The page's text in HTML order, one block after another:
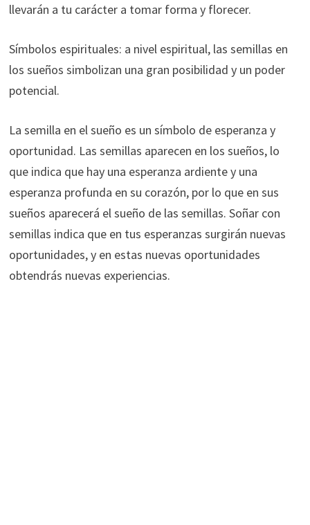
llevarán a tu carácter a tomar forma y florecer.
Símbolos espirituales: a nivel espiritual, las semillas en
los sueños simbolizan una gran posibilidad y un poder
potencial.
La semilla en el sueño es un símbolo de esperanza y
oportunidad. Las semillas aparecen en los sueños, lo
que indica que hay una esperanza ardiente y una
esperanza profunda en su corazón, por lo que en sus
sueños aparecerá el sueño de las semillas. Soñar con
semillas indica que en tus esperanzas surgirán nuevas
oportunidades, y en estas nuevas oportunidades
obtendrás nuevas experiencias.